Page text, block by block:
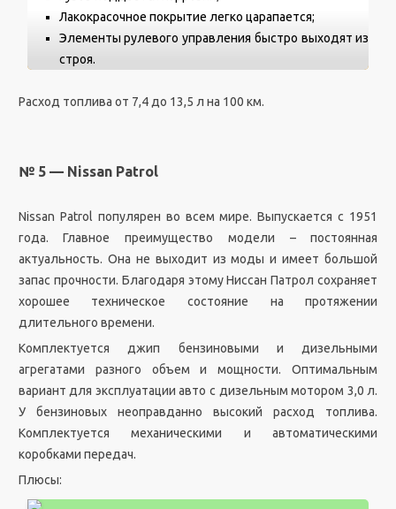
Лакокрасочное покрытие легко царапается;
Элементы рулевого управления быстро выходят из
строя.
Расход топлива от 7,4 до 13,5 л на 100 км.
№ 5 — Nissan Patrol
Nissan Patrol популярен во всем мире. Выпускается с 1951
года. Главное преимущество модели – постоянная
актуальность. Она не выходит из моды и имеет большой
запас прочности. Благодаря этому Ниссан Патрол сохраняет
хорошее техническое состояние на протяжении
длительного времени.
Комплектуется джип бензиновыми и дизельными
агрегатами разного объем и мощности. Оптимальным
вариант для эксплуатации авто с дизельным мотором 3,0 л.
У бензиновых неоправданно высокий расход топлива.
Комплектуется механическими и автоматическими
коробками передач.
Плюсы: